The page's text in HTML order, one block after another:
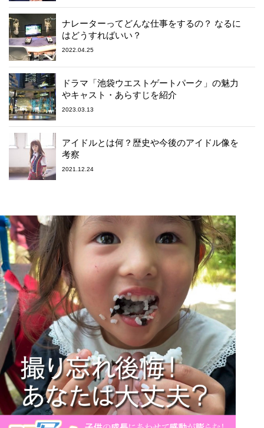
ナレーターってどんな仕事をするの？ なるに
はどうすればいい？
2022.04.25
ドラマ「池袋ウエストゲートパーク」の魅力
やキャスト・あらすじを紹介
2023.03.13
アイドルとは何？歴史や今後のアイドル像を
考察
2021.12.24